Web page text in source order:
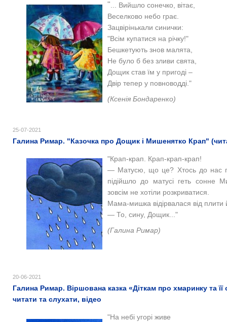
" ... Вийшло сонечко, вітає,
Веселково небо грає.
Зацвірінькали синички:
"Всім купатися на річку!"
Бешкетують знов малята,
Не було б без зливи свята,
Дощик став їм у пригоді –
Двір тепер у повноводді."
(Ксенія Бондаренко)
25-07-2021
Галина Римар. "Казочка про Дощик і Мишенятко Крап"
"Крап-крап. Крап-крап-крап!
— Матусю, що це? Хтось до нас
підійшло до матусі геть сонне
зовсім не хотіли розкриватися.
Мама-мишка відірвалася від
— То, сину, Дощик..."
(Галина Римар)
20-06-2021
Галина Римар. Віршована казка «Діткам про хмаринку та
читати та слухати, відео
"На небі угорі живе